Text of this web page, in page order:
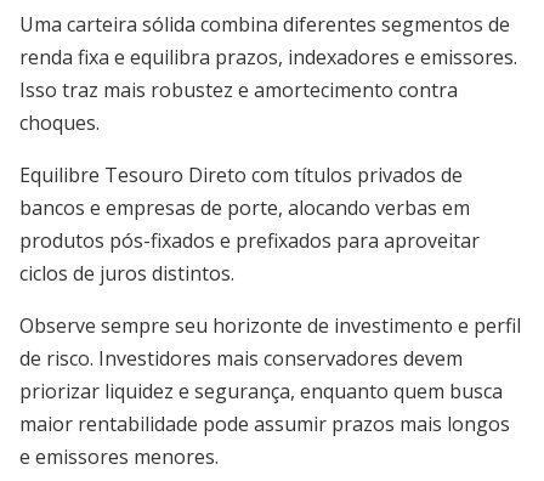
Uma carteira sólida combina diferentes segmentos de
renda fixa e equilibra prazos, indexadores e emissores.
Isso traz mais robustez e amortecimento contra
choques.
Equilibre Tesouro Direto com títulos privados de
bancos e empresas de porte, alocando verbas em
produtos pós-fixados e prefixados para aproveitar
ciclos de juros distintos.
Observe sempre seu horizonte de investimento e perfil
de risco. Investidores mais conservadores devem
priorizar liquidez e segurança, enquanto quem busca
maior rentabilidade pode assumir prazos mais longos
e emissores menores.